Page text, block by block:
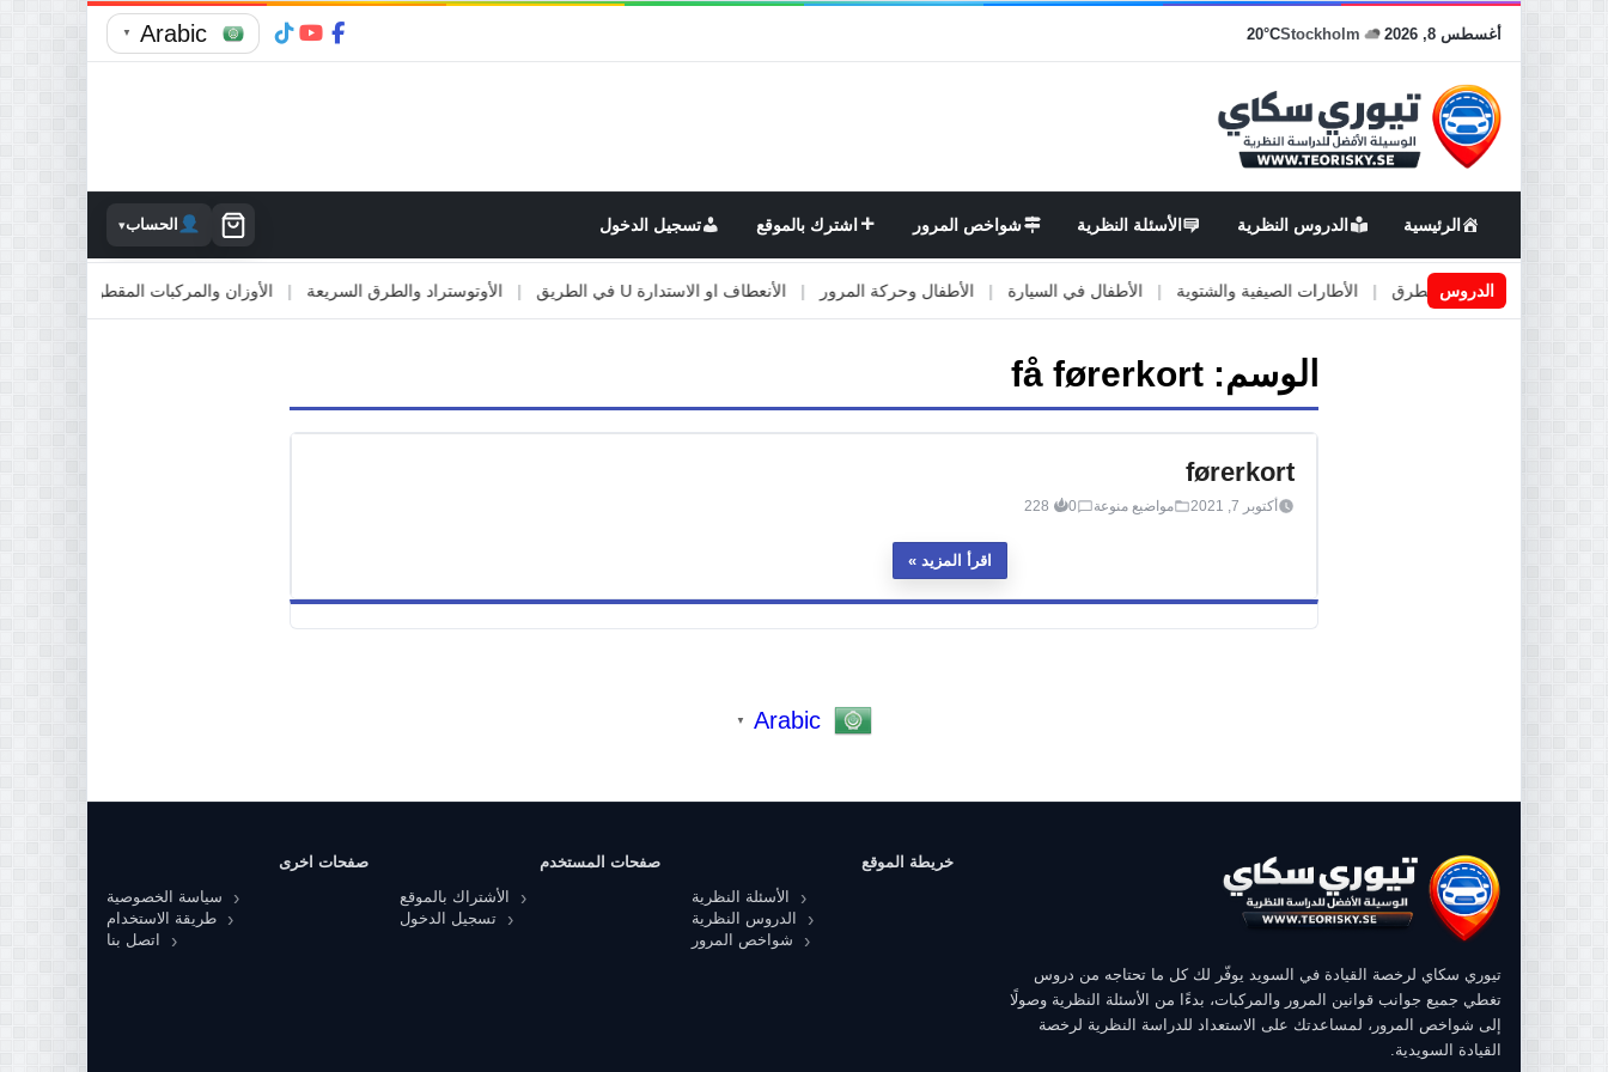
أغسطس 8, 2026 Stockholm
20°C
Arabic
▼
الرئيسية الدروس النظرية الأسئلة النظرية شواخص المرور اشترك بالموقع تسجيل الدخول الحساب▾
الدروس
اعمال او صيانة الطرق | الأطارات الصيفية والشتوية | الأطفال في السيارة | الأطفال وحركة المرور | الأنعطاف او الاستدارة U في الطريق | الأوتوستراد والطرق السريعة | الأوزان والمركبات المقطورة |
الوسم: få førerkort
førerkort
أكتوبر 7, 2021 مواضيع منوعة 0
228
اقرأ المزيد
Arabic
▼
تيوري سكاي لرخصة القيادة في السويد يوفّر لك كل ما تحتاجه من دروس
تغطي جميع جوانب قوانين المرور والمركبات، بدءًا من الأسئلة النظرية وصولًا
إلى شواخص المرور، لمساعدتك على الاستعداد للدراسة النظرية لرخصة
القيادة السويدية.
خريطة الموقع
الأسئلة النظرية
الدروس النظرية
شواخص المرور
صفحات المستخدم
الأشتراك بالموقع
تسجيل الدخول
صفحات اخرى
سياسة الخصوصية
طريقة الاستخدام
اتصل بنا